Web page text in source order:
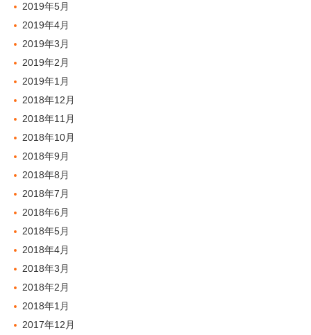
2019年5月
2019年4月
2019年3月
2019年2月
2019年1月
2018年12月
2018年11月
2018年10月
2018年9月
2018年8月
2018年7月
2018年6月
2018年5月
2018年4月
2018年3月
2018年2月
2018年1月
2017年12月